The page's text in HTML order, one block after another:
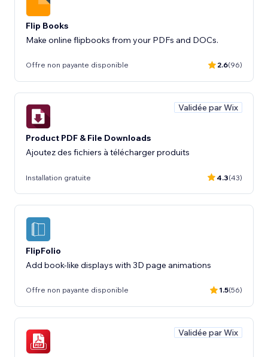
Flip Books
Make online flipbooks from your PDFs and DOCs.
Offre non payante disponible 2.6(96)
Validée par Wix
Product PDF & File Downloads
Ajoutez des fichiers à télécharger produits
Installation gratuite 4.3(43)
FlipFolio
Add book-like displays with 3D page animations
Offre non payante disponible 1.5(56)
Validée par Wix